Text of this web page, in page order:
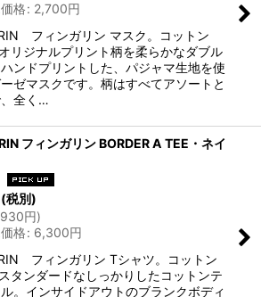
格: 2,700円
フィンガリン マスク。コットン
リジナルプリント柄を柔らかなダブル
ンドプリントした、パジャマ生地を使
ゼマスクです。柄はすべてアソートと
全く…
フィンガリン BORDER A TEE・ネイ
(税別)
円)
格: 6,300円
フィンガリン Tシャツ。コットン
タンダードなしっかりしたコットンテ
。インサイドアウトのブランクボディ